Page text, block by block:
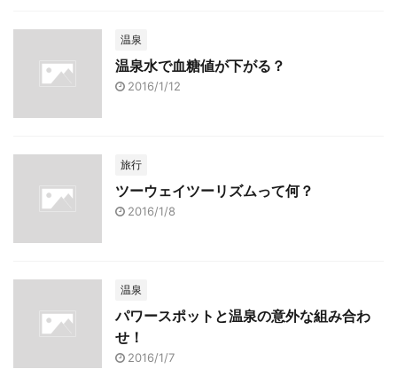
温泉
温泉水で血糖値が下がる？
2016/1/12
旅行
ツーウェイツーリズムって何？
2016/1/8
温泉
パワースポットと温泉の意外な組み合わ
せ！
2016/1/7